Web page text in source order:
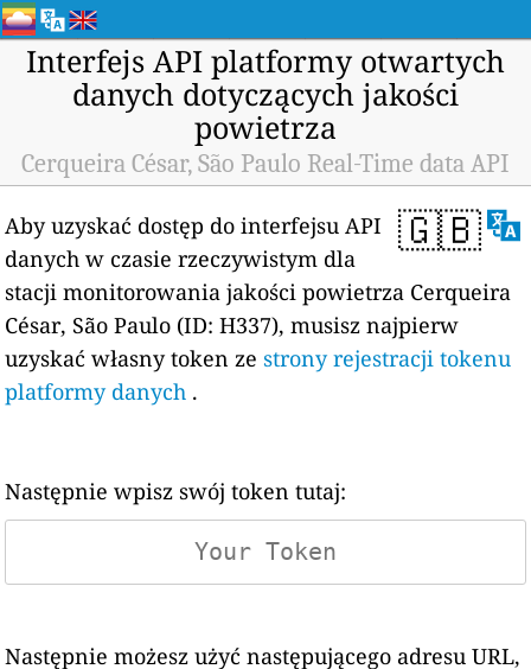
Interfejs API platformy otwartych
danych dotyczących jakości
powietrza
Cerqueira César, São Paulo Real-Time data API
🇬🇧
Aby uzyskać dostęp do interfejsu API
danych w czasie rzeczywistym dla
stacji monitorowania jakości powietrza Cerqueira
César, São Paulo (ID: H337), musisz najpierw
uzyskać własny token zestrony rejestracji tokenu
platformy danych .
Następnie wpisz swój token tutaj:
Następnie możesz użyć następującego adresu URL,